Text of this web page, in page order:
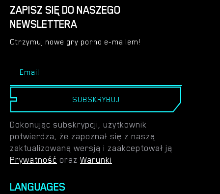
ZAPISZ SIĘ DO NASZEGO
NEWSLETTERA
Otrzymuj nowe gry porno e-mailem!
SUBSKRYBUJ
Dokonując subskrypcji, użytkownik
potwierdza, że zapoznał się z naszą
zaktualizowaną wersją i zaakceptował ją
Prywatność oraz Warunki
LANGUAGES